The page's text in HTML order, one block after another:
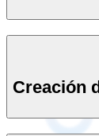
Creación